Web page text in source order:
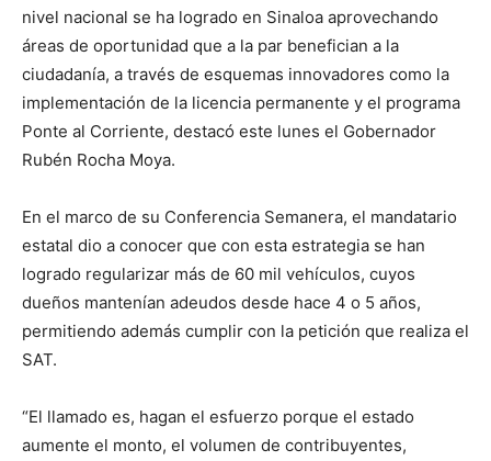
nivel nacional se ha logrado en Sinaloa aprovechando
áreas de oportunidad que a la par benefician a la
ciudadanía, a través de esquemas innovadores como la
implementación de la licencia permanente y el programa
Ponte al Corriente, destacó este lunes el Gobernador
Rubén Rocha Moya.
En el marco de su Conferencia Semanera, el mandatario
estatal dio a conocer que con esta estrategia se han
logrado regularizar más de 60 mil vehículos, cuyos
dueños mantenían adeudos desde hace 4 o 5 años,
permitiendo además cumplir con la petición que realiza el
SAT.
“El llamado es, hagan el esfuerzo porque el estado
aumente el monto, el volumen de contribuyentes,